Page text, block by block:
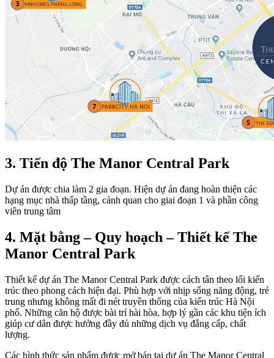
3. Tiến độ The Manor Central Park
Dự án được chia làm 2 gia đoạn. Hiện dự án đang hoàn thiện các
hạng mục nhà thấp tầng, cảnh quan cho giai đoạn 1 và phần công
viên trung tâm
4. Mặt bằng – Quy hoạch – Thiết kế The
Manor Central Park
Thiết kế dự án The Manor Central Park được cách tân theo lối kiến
trúc theo phong cách hiện đại. Phù hợp với nhịp sống năng động, trẻ
trung nhưng không mất đi nét truyền thống của kiến trúc Hà Nội
phố. Những căn hộ được bài trí hài hòa, hợp lý gần các khu tiện ích
giúp cư dân được hưởng đầy đủ những dịch vụ đẳng cấp, chất
lượng.
Các hình thức sản phẩm được mở bán tại dự án The Manor Central